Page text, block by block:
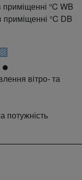
°C WB
°C DB
вітро- та
потужність